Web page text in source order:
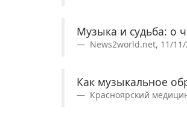
Музыка и судьба: о
News2world.net, 11/
Как музыкальное
Красноярский